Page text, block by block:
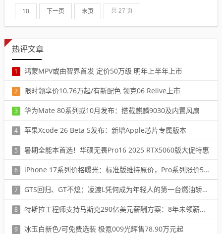
10 下一页 末页 共 27 页
热评文章
1 鸿蒙MPV或由智界首发 定价50万级 明年上半年上市
阅读：68526
2 限时领享价10.76万起/有新配色 领克06 Relive上市
阅读：76816
3 华为Mate 80系列或10月发布：搭载麒麟9030及内置风扇
阅读：12808
4 苹果Xcode 26 Beta 5发布：新增Apple芯片专属版本
阅读：26189
5 暑期全能本首选！华硕无畏Pro16 2025 RTX5060版大促特惠
阅读：43660
6 iPhone 17系列价格曝光：标准版维持原价，Pro系列涨价50美元
阅读：85341
7 GTS回归、GT不熄：凌渡L凭何成为年轻人的第一台燃油轿跑？
阅读：32262
8 特斯拉工程师支持马斯克290亿美元薪酬方案：8年未领薪仍坚持工作
阅读：78456
9 冰玉白新色/可免费选装 极氪009光辉售78.90万元起